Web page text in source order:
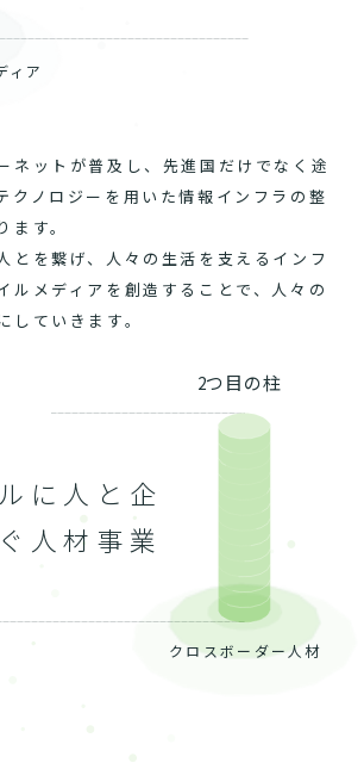
ィア
ネットが普及し、先進国だけでなく途
クノロジーを用いた情報インフラの整
ます。
とを繋げ、人々の生活を支えるインフ
ルメディアを創造することで、人々の
していきます。
に人と企
人材事業
2つ目の柱
クロスボーダー人材